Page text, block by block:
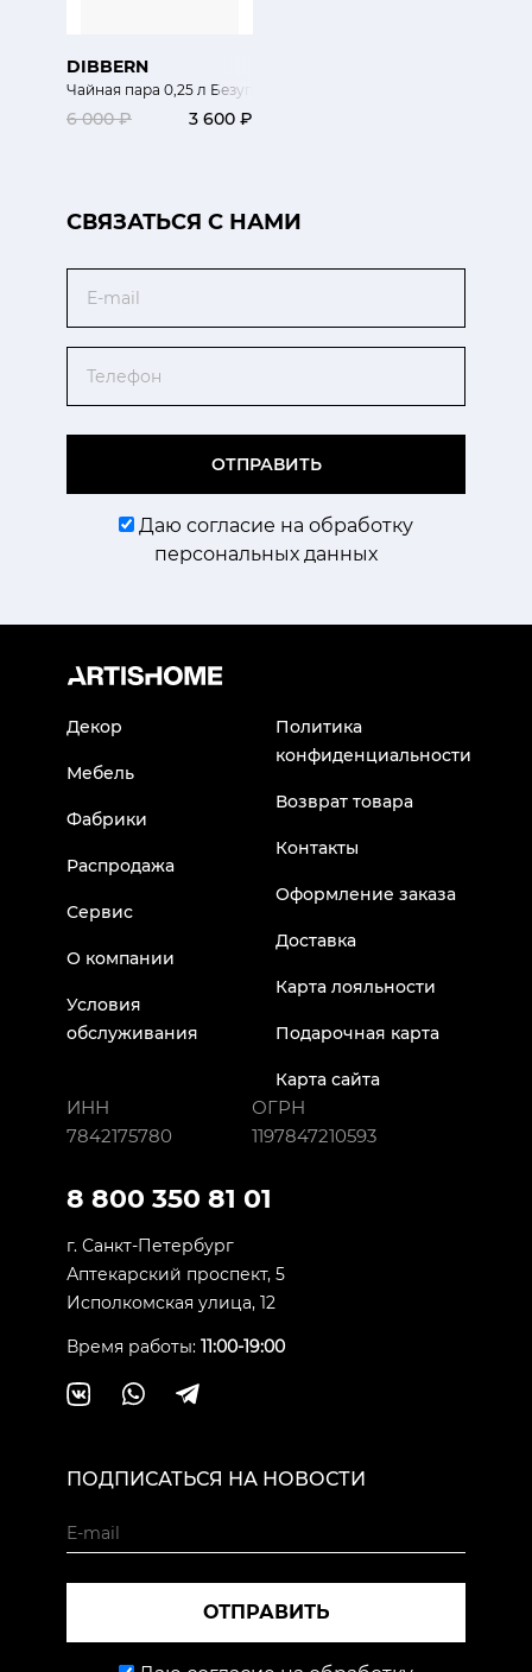
DIBBERN
Чайная пара 0,25 л Безупречный цвет
6 000 ₽ 3 600 ₽
CВЯЗАТЬСЯ С НАМИ
ОТПРАВИТЬ
Даю согласие на обработку
персональных данных
Декор
Мебель
Фабрики
Распродажа
Сервис
О компании
Условия
обслуживания
Политика
конфиденциальности
Возврат товара
Контакты
Оформление заказа
Доставка
Карта лояльности
Подарочная карта
Карта сайта
ИНН
7842175780
ОГРН
1197847210593
8 800 350 81 01
г. Санкт-Петербург
Аптекарский проспект, 5
Исполкомская улица, 12
Время работы: 11:00-19:00
ПОДПИСАТЬСЯ НА НОВОСТИ
ОТПРАВИТЬ